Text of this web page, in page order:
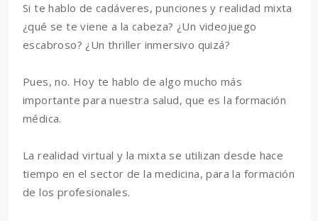
Si te hablo de cadáveres, punciones y realidad mixta
¿qué se te viene a la cabeza? ¿Un videojuego
escabroso? ¿Un thriller inmersivo quizá?
Pues, no. Hoy te hablo de algo mucho más
importante para nuestra salud, que es la formación
médica.
La realidad virtual y la mixta se utilizan desde hace
tiempo en el sector de la medicina, para la formación
de los profesionales.